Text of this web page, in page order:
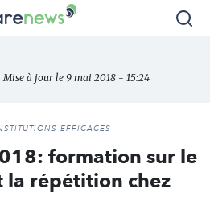
à jour le 9 mai 2018 - 15:24
EFFICACES
formation sur le
la répétition chez